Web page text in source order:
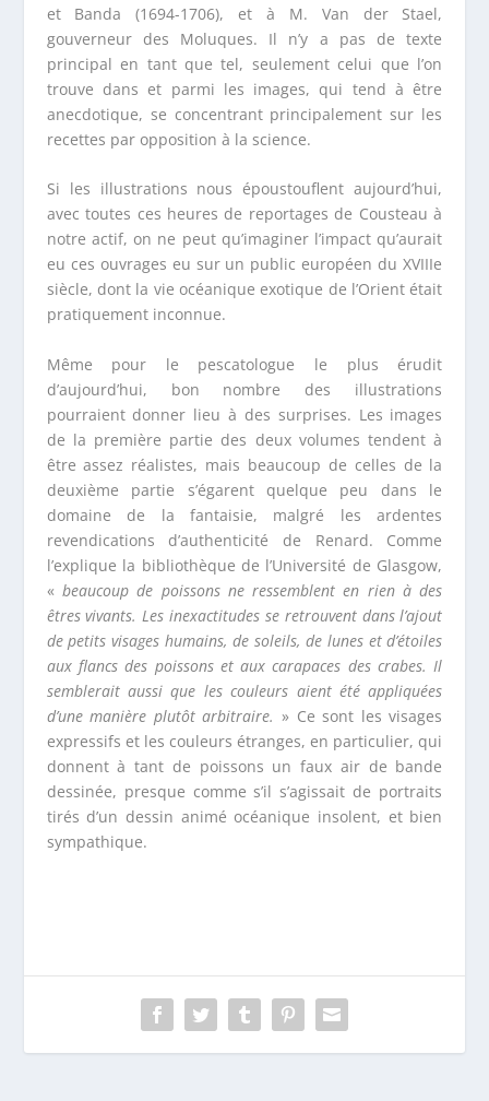
et Banda (1694-1706), et à M. Van der Stael,
gouverneur des Moluques. Il n’y a pas de texte
principal en tant que tel, seulement celui que l’on
trouve dans et parmi les images, qui tend à être
anecdotique, se concentrant principalement sur les
recettes par opposition à la science.
Si les illustrations nous époustouflent aujourd’hui,
avec toutes ces heures de reportages de Cousteau à
notre actif, on ne peut qu’imaginer l’impact qu’aurait
eu ces ouvrages eu sur un public européen du XVIIIe
siècle, dont la vie océanique exotique de l’Orient était
pratiquement inconnue.
Même pour le pescatologue le plus érudit
d’aujourd’hui, bon nombre des illustrations
pourraient donner lieu à des surprises. Les images
de la première partie des deux volumes tendent à
être assez réalistes, mais beaucoup de celles de la
deuxième partie s’égarent quelque peu dans le
domaine de la fantaisie, malgré les ardentes
revendications d’authenticité de Renard. Comme
l’explique la bibliothèque de l’Université de Glasgow,
« beaucoup de poissons ne ressemblent en rien à des
êtres vivants. Les inexactitudes se retrouvent dans l’ajout
de petits visages humains, de soleils, de lunes et d’étoiles
aux flancs des poissons et aux carapaces des crabes. Il
semblerait aussi que les couleurs aient été appliquées
d’une manière plutôt arbitraire. » Ce sont les visages
expressifs et les couleurs étranges, en particulier, qui
donnent à tant de poissons un faux air de bande
dessinée, presque comme s’il s’agissait de portraits
tirés d’un dessin animé océanique insolent, et bien
sympathique.